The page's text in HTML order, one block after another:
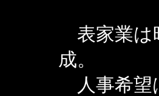
表家業は
成。
人事希望